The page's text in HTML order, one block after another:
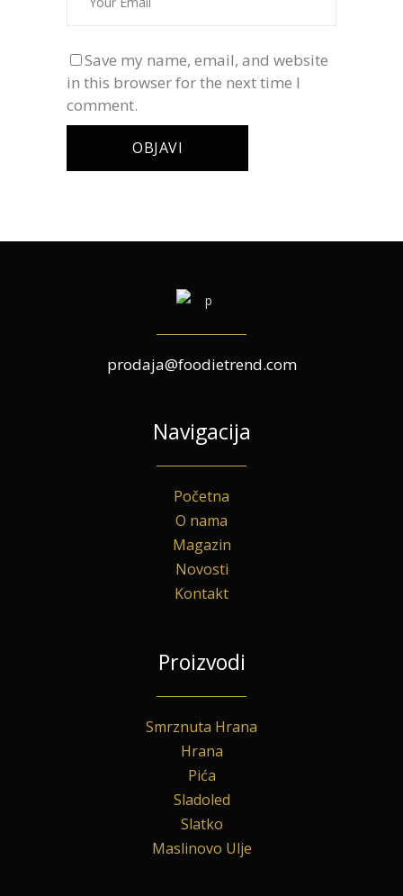
Save my name, email, and website
in this browser for the next time I
comment.
prodaja@foodietrend.com
Navigacija
Početna
O nama
Magazin
Novosti
Kontakt
Proizvodi
Smrznuta Hrana
Hrana
Pića
Sladoled
Slatko
Maslinovo Ulje